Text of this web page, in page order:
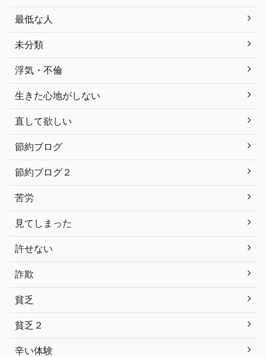
最低な人
未分類
浮気・不倫
生きた心地がしない
直して欲しい
節約ブログ
節約ブログ２
苦労
見てしまった
許せない
詐欺
貧乏
貧乏２
辛い体験